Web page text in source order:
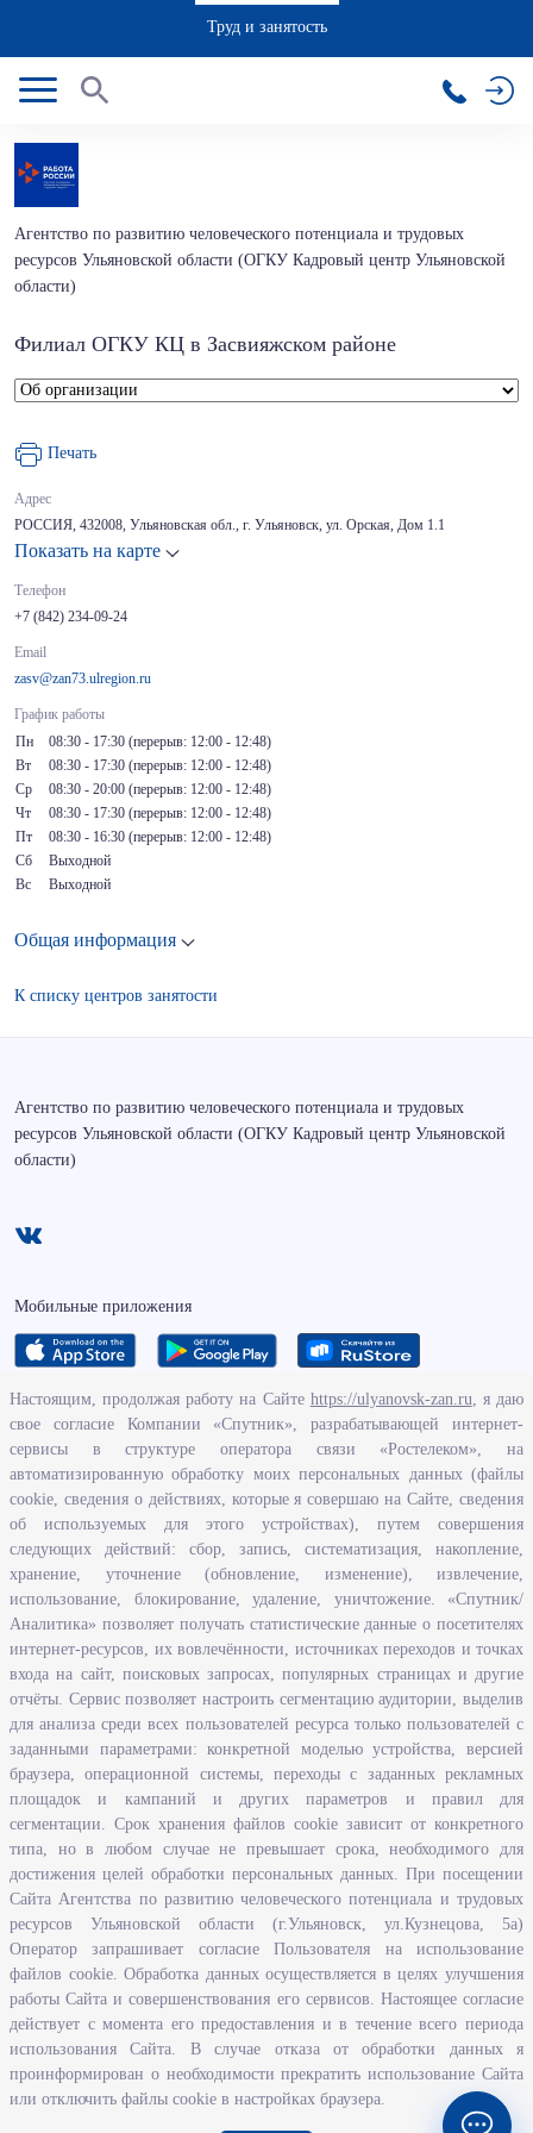
Труд и занятость
Агентство по развитию человеческого потенциала и трудовых
ресурсов Ульяновской области (ОГКУ Кадровый центр Ульяновской
области)
Филиал ОГКУ КЦ в Засвияжском районе
Печать
Адрес
РОССИЯ, 432008, Ульяновская обл., г. Ульяновск, ул. Орская, Дом 1.1
Показать на карте
Телефон
+7 (842) 234-09-24
Email
zasv@zan73.ulregion.ru
График работы
Пн
08:30 - 17:30 (перерыв: 12:00 - 12:48)
Вт
08:30 - 17:30 (перерыв: 12:00 - 12:48)
Ср
08:30 - 20:00 (перерыв: 12:00 - 12:48)
Чт
08:30 - 17:30 (перерыв: 12:00 - 12:48)
Пт
08:30 - 16:30 (перерыв: 12:00 - 12:48)
Сб
Выходной
Вс
Выходной
Общая информация
К списку центров занятости
Агентство по развитию человеческого потенциала и трудовых
ресурсов Ульяновской области (ОГКУ Кадровый центр Ульяновской
области)
Мобильные приложения
Исполнение бюджетных средств
Человеческий потенциал
Информационная безопасность
Перечень нормативно - правовых актов, определяющих полномочия,
задачи и функции Агентства по развитию человеческого потенциала
и трудовых ресурсов Ульяновской области
Развитие правовой грамотности и правосознания граждан в
Ульяновской области
Информация
Законодательство
Льготы организациям и индивидуальным предпринимателям
Иностранная рабочая сила
Информация об отдельных видах деятельности
Подпрограмма «Оказание содействия добровольному переселению в
Ульяновскую область соотечественников, проживающих за рубежом»
Рейтинг востребованных профессий
Открытые данные
Настоящим, продолжая работу на Сайте https://ulyanovsk-zan.ru, я даю
свое согласие Компании «Спутник», разрабатывающей интернет-
сервисы в структуре оператора связи «Ростелеком», на
автоматизированную обработку моих персональных данных (файлы
cookie, сведения о действиях, которые я совершаю на Сайте, сведения
об используемых для этого устройствах), путем совершения
следующих действий: сбор, запись, систематизация, накопление,
хранение, уточнение (обновление, изменение), извлечение,
использование, блокирование, удаление, уничтожение. «Спутник/
Аналитика» позволяет получать статистические данные о посетителях
интернет-ресурсов, их вовлечённости, источниках переходов и точках
входа на сайт, поисковых запросах, популярных страницах и другие
отчёты. Сервис позволяет настроить сегментацию аудитории, выделив
для анализа среди всех пользователей ресурса только пользователей с
заданными параметрами: конкретной моделью устройства, версией
браузера, операционной системы, переходы с заданных рекламных
площадок и кампаний и других параметров и правил для
сегментации. Срок хранения файлов cookie зависит от конкретного
типа, но в любом случае не превышает срока, необходимого для
достижения целей обработки персональных данных. При посещении
Сайта Агентства по развитию человеческого потенциала и трудовых
ресурсов Ульяновской области (г.Ульяновск, ул.Кузнецова, 5а)
Оператор запрашивает согласие Пользователя на использование
файлов cookie. Обработка данных осуществляется в целях улучшения
работы Сайта и совершенствования его сервисов. Настоящее согласие
действует с момента его предоставления и в течение всего периода
использования Сайта. В случае отказа от обработки данных я
проинформирован о необходимости прекратить использование Сайта
или отключить файлы cookie в настройках браузера.